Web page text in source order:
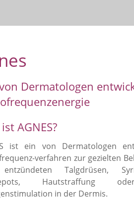
Dermatologen
AGNES?
ist ein von Dermatologen
verfahren zur gezielten
Talgdrüsen,
Hautstraffung
in der Dermis.